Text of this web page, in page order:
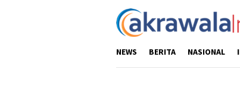
NEWS BERITA NASIONAL